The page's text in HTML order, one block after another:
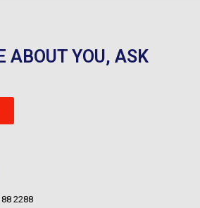
ABOUT YOU, ASK
2288